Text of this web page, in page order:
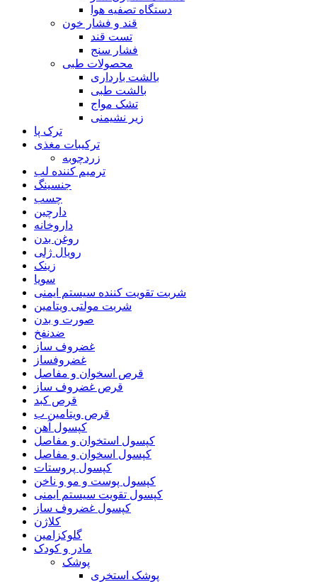
دستگاه تصفیه هوا
قند و فشار خون
تست قند
فشار سنج
محصولات طبی
بالشت بارداری
بالشت طبی
تشک مواج
زیر نشیمنی
ترک پا
ترکیبات مغذی
زردچوبه
ترمیم کننده لب
جنسینگ
چسب
دارچین
داروخانه
روغن بدن
رویال ژلی
زینک
سویا
شربت تقویت کننده سیستم ایمنی
شربت مولتی ویتامین
صورت و بدن
ضدنفخ
غضروف ساز
غضروفساز
قرص اسخوان و مفاصل
قرص غضروف ساز
قرص کبد
قرص ویتامین ب
کپسول آهن
کپسول استخوان و مفاصل
کپسول اسخوان و مفاصل
کپسول پروستات
کپسول پوست و مو و ناخن
کپسول تقویت سیستم ایمنی
کپسول غضروف ساز
کلاژن
گلوکزامین
مادر و کودک
پوشک
پوشک استخری